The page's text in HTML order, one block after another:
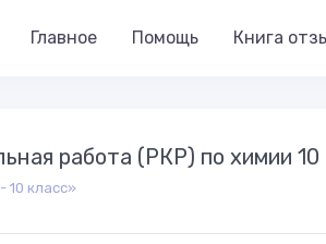
Главное Помощь Книга
работа (РКР) по химии
10 класс»